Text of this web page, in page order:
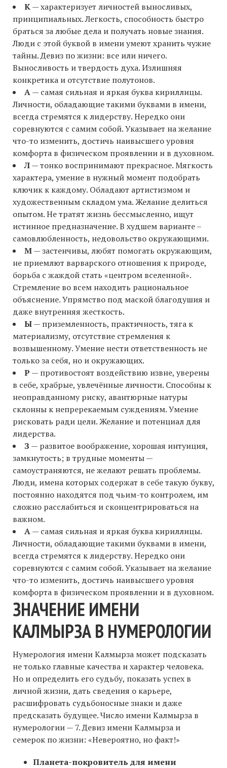
К— характеризует личностей выносливых,
принципиальных. Легкость, способность быстро
браться за любые дела и получать новые знания.
Люди с этой буквой в имени умеют хранить чужие
тайны. Девиз по жизни: все или ничего.
Выносливость и твердость духа. Излишняя
конкретика и отсутствие полутонов.
А— самая сильная и яркая буква кириллицы.
Личности, обладающие такими буквами в имени,
всегда стремятся к лидерству. Нередко они
соревнуются с самим собой. Указывает на желание
что-то изменить, достичь наивысшего уровня
комфорта в физическом проявлении и в духовном.
Л— тонко воспринимают прекрасное. Мягкость
характера, умение в нужный момент подобрать
ключик к каждому. Обладают артистизмом и
художественным складом ума. Желание делиться
опытом. Не тратят жизнь бессмысленно, ищут
истинное предназначение. В худшем варианте –
самовлюбленность, недовольство окружающими.
М— застенчивы, любят помогать окружающим,
не приемлют варварского отношения к природе,
борьба с жаждой стать «центром вселенной».
Стремление во всем находить рациональное
объяснение. Упрямство под маской благодушия и
даже внутренняя жесткость.
Ы— приземленность, практичность, тяга к
материализму, отсутствие стремления к
возвышенному. Умение нести ответственность не
только за себя, но и окружающих.
Р — противостоят воздействию извне, уверены
в себе, храбрые, увлечённые личности. Способны к
неоправданному риску, авантюрные натуры
склонны к непререкаемым суждениям. Умение
рисковать ради цели. Желание и потенциал для
лидерства.
З — развитое воображение, хорошая интуиция,
замкнутость; в трудные моменты —
самоустраняются, не желают решать проблемы.
Люди, имена которых содержат в себе такую букву,
постоянно находятся под чьим-то контролем, им
сложно расслабиться и сконцентрироваться на
важном.
А— самая сильная и яркая буква кириллицы.
Личности, обладающие такими буквами в имени,
всегда стремятся к лидерству. Нередко они
соревнуются с самим собой. Указывает на желание
что-то изменить, достичь наивысшего уровня
комфорта в физическом проявлении и в духовном.
ЗНАЧЕНИЕ ИМЕНИ
КАЛМЫРЗА В НУМЕРОЛОГИИ
Нумерология имени Калмырза может подсказать
не только главные качества и характер человека.
Но и определить его судьбу, показать успех в
личной жизни, дать сведения о карьере,
расшифровать судьбоносные знаки и даже
предсказать будущее. Число имени Калмырза в
нумерологии — 7. Девиз имени Калмырза и
семерок по жизни: «Невероятно, но факт!»
Планета-покровитель для имени